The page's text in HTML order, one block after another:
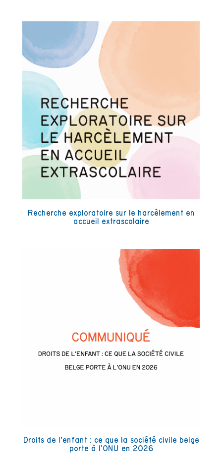
Recherche exploratoire sur le harcèlement en
accueil extrascolaire
Droits de l’enfant : ce que la société civile belge
porte à l’ONU en 2026